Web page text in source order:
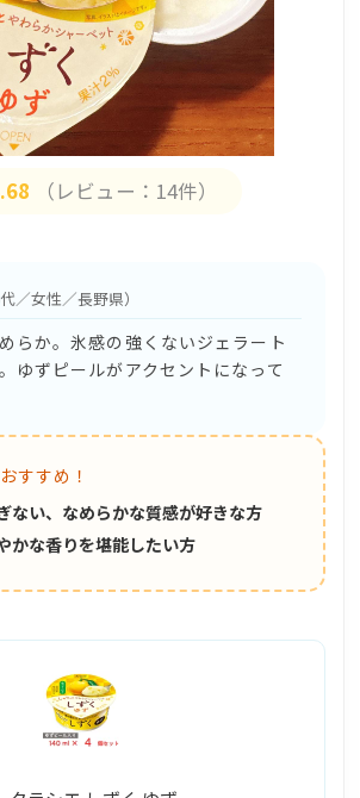
（レビュー：14件）
／女性／長野県）
らか。氷感の強くないジェラート
ゆずピールがアクセントになって
すすめ！
ない、なめらかな質感が好きな方
かな香りを堪能したい方